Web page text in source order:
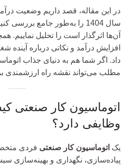
در این مقاله، قصد داریم وضعیت
سال 1404 را به‌طور جامع
آن‌ها اثرگذار است را تحلیل نماییم.
افزایش درآمد و نکاتی درباره آینده
داد. اگر شما هم به دنیای جذاب
مطلب می‌تواند نقشه راه ارزشمندی
اتوماسیون کار صنعتی
وظایفی دارد؟
یک اتوماسیون کار صنعتی فردی
پیاده‌سازی، نگهداری و بهینه‌سازی